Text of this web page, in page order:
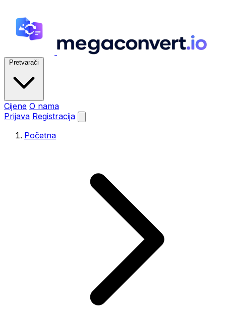
Pretvarači
Cijene O nama
Prijava Registracija
Početna